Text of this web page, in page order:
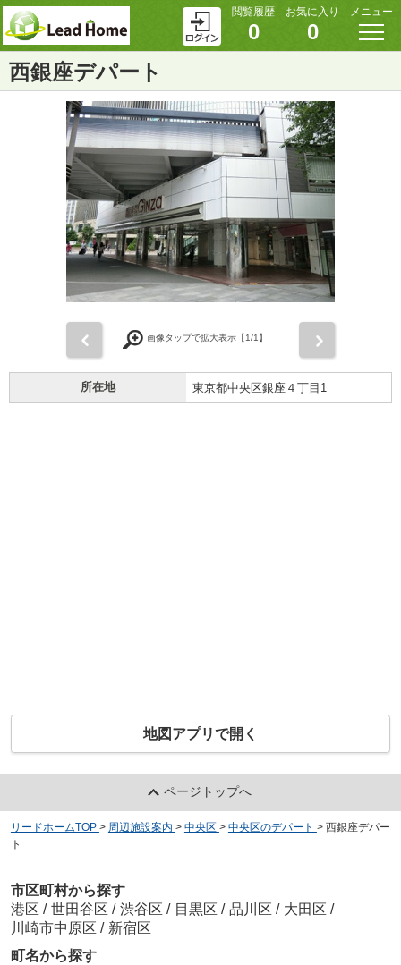
閲覧履歴
0
お気に入り
0
メニュー
西銀座デパート
画像タップで拡大表示【1/1】
所在地 東京都中央区銀座４丁目1
地図アプリで開く
ページトップへ
リードホームTOP > 周辺施設案内 > 中央区 > 中央区のデパート > 西銀座デパー
ト
市区町村から探す
港区 / 世田谷区 / 渋谷区 / 目黒区 / 品川区 / 大田区 /
川崎市中原区 / 新宿区
町名から探す